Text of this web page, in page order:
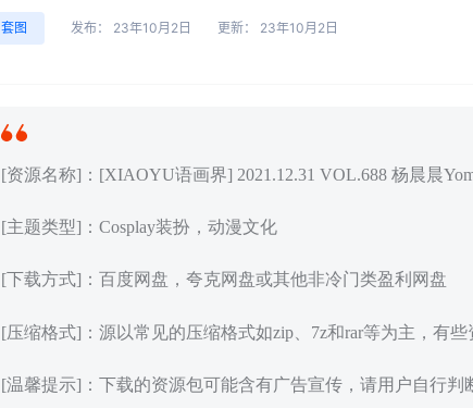
套图 发布： 23年10月2日 更新： 23年10月2日
[资源名称]：[XIAOYU语画界] 2021.12.31 VOL.688 杨晨晨
[主题类型]：Cosplay装扮，动漫文化
[下载方式]：百度网盘，夸克网盘或其他非冷门类盈利网盘
[压缩格式]：源以常见的压缩格式如zip、7z和rar等为主，有
[温馨提示]：下载的资源包可能含有广告宣传，请用户自行判